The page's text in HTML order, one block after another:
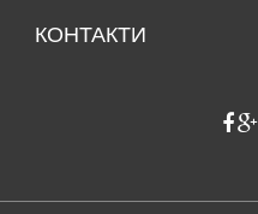
КОНТАКТИ